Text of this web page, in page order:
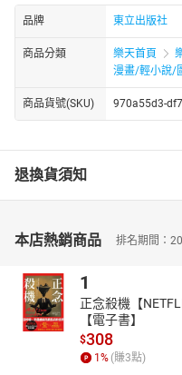
品牌 東立出版社
商品分類 樂天首頁
漫畫/輕小說/
商品貨號(SKU) 970a55d3-
退換貨須知
本店熱銷商品 排名期間：
1
正念殺機【
【電子書】
$308
1% (賺3點)